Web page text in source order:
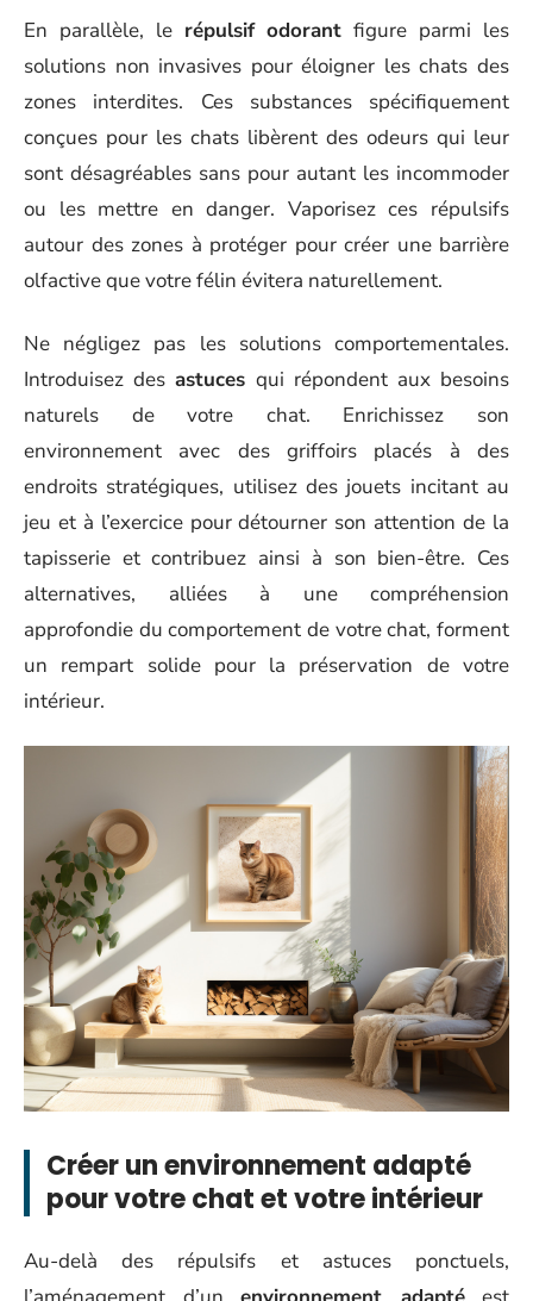
En parallèle, le répulsif odorant figure parmi les
solutions non invasives pour éloigner les chats des
zones interdites. Ces substances spécifiquement
conçues pour les chats libèrent des odeurs qui leur
sont désagréables sans pour autant les incommoder
ou les mettre en danger. Vaporisez ces répulsifs
autour des zones à protéger pour créer une barrière
olfactive que votre félin évitera naturellement.
Ne négligez pas les solutions comportementales.
Introduisez desastuces qui répondent aux besoins
naturels de votre chat. Enrichissez son
environnement avec des griffoirs placés à des
endroits stratégiques, utilisez des jouets incitant au
jeu et à l’exercice pour détourner son attention de la
tapisserie et contribuez ainsi à son bien-être. Ces
alternatives, alliées à une compréhension
approfondie du comportement de votre chat, forment
un rempart solide pour la préservation de votre
intérieur.
Créer un environnement adapté
pour votre chat et votre intérieur
Au-delà des répulsifs et astuces ponctuels,